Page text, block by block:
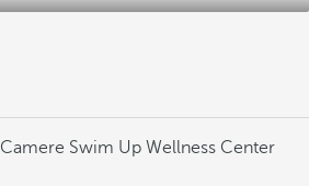
Camere Swim Up Wellness Center